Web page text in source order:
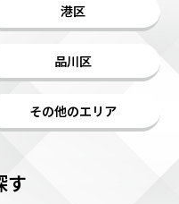
港区
品川区
その他のエリア
す